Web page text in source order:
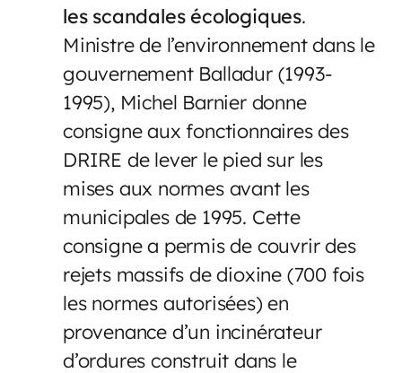
les scandales écologiques.
Ministre de l’environnement dans le
gouvernement Balladur (1993-
1995), Michel Barnier donne
consigne aux fonctionnaires des
DRIRE de lever le pied sur les
mises aux normes avant les
municipales de 1995. Cette
consigne a permis de couvrir des
rejets massifs de dioxine (700 fois
les normes autorisées) en
provenance d’un incinérateur
d’ordures construit dans le